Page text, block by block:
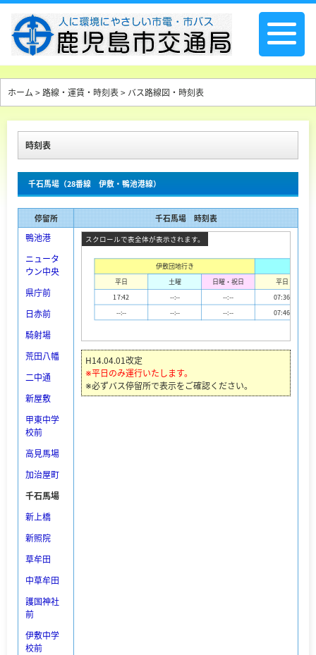
ホーム > 路線・運賃・時刻表> バス路線図・時刻表
時刻表
千石馬場（28番線 伊敷・鴨池港線）
停留所 千石馬場 時刻表
鴨池港
ニュータ
ウン中央
県庁前
日赤前
騎射場
荒田八幡
二中通
新屋敷
甲東中学
校前
高見馬場
加治屋町
千石馬場
新上橋
新照院
草牟田
中草牟田
護国神社
前
伊敷中学
校前
伊敷団地行き
平日
土曜 日曜・祝日
平日
17:42
--:-- --:--
07:36
--:--
--:-- --:-- 07:46
H14.04.01改定
※平日のみ運行いたします。
※必ずバス停留所で表示をご確認ください。